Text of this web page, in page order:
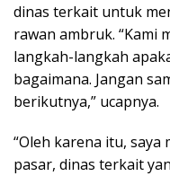
dinas terkait untuk
rawan ambruk. “Kami
langkah-langkah
bagaimana. Jangan
berikutnya,” ucapnya.
“Oleh karena itu,
pasar, dinas terkait